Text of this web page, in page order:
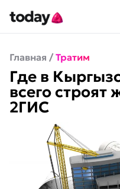
Главная / Тратим
Где в
всего
2ГИС